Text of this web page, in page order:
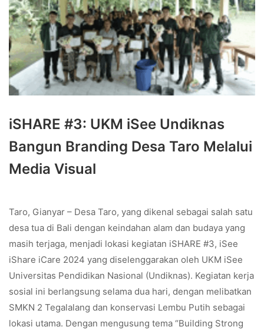
iSHARE #3: UKM iSee Undiknas
Bangun Branding Desa Taro Melalui
Media Visual
Taro, Gianyar – Desa Taro, yang dikenal sebagai salah satu
desa tua di Bali dengan keindahan alam dan budaya yang
masih terjaga, menjadi lokasi kegiatan iSHARE #3, iSee
iShare iCare 2024 yang diselenggarakan oleh UKM iSee
Universitas Pendidikan Nasional (Undiknas). Kegiatan kerja
sosial ini berlangsung selama dua hari, dengan melibatkan
SMKN 2 Tegalalang dan konservasi Lembu Putih sebagai
lokasi utama. Dengan mengusung tema “Building Strong